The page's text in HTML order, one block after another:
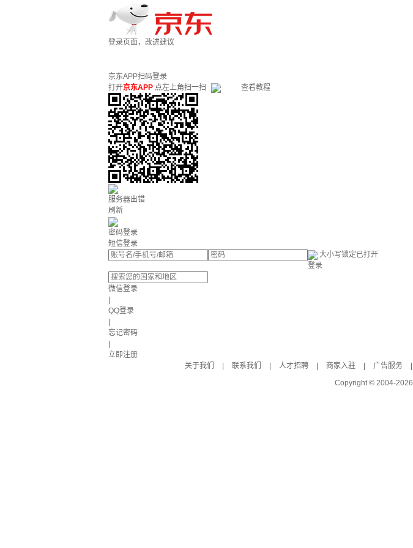
登录页面，改进建议
京东APP扫码登录
打开京东APP 点左上角扫一扫 查看教程
服务器出错
刷新
密码登录
短信登录
大小写锁定已打开
登录
微信登录
QQ登录
忘记密码
立即注册
关于我们
联系我们 人才招聘 商家入驻 广告服务
Copyright © 2004-2026